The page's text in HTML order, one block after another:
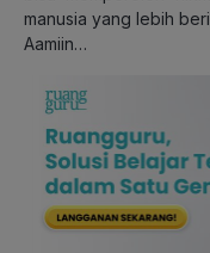
manusia yang lebih
Aamiin…